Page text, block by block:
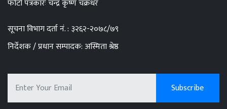
फोटो पत्रकारः चन्द्र कृष्ण चक्रधर
सूचना विभाग दर्ता नं. : ३२६२-२०७८/७९
निर्देशक / प्रधान सम्पादक: अस्मिता श्रेष्ठ